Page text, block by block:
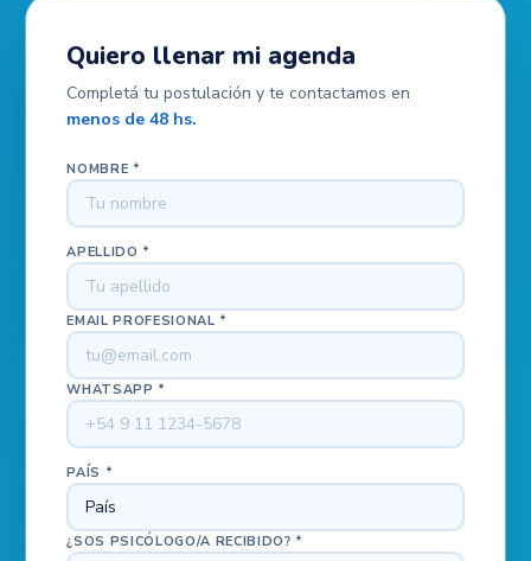
Quiero llenar mi agenda
Completá tu postulación y te contactamos en
menos de 48 hs.
NOMBRE *
APELLIDO *
EMAIL PROFESIONAL *
WHATSAPP *
PAÍS *
¿SOS PSICÓLOGO/A RECIBIDO? *